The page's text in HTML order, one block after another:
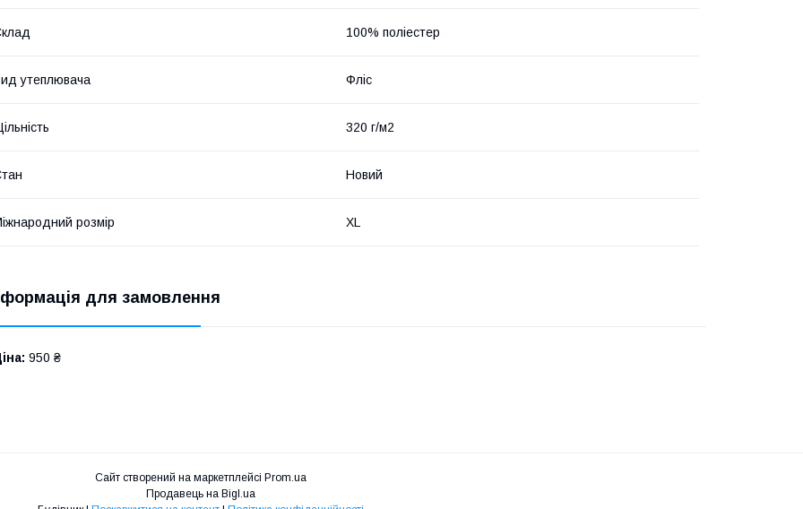
100% поліестер
утеплювача Фліс
320 г/м2
Новий
розмір XL
для замовлення
950 ₴
Сайт створений на маркетплейсі Prom.ua
Продавець на Bigl.ua